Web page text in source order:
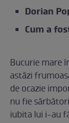
Dorian
Cum a
Bucurie mare
astăzi
de ocazie
nu fie
iubita lui i-au